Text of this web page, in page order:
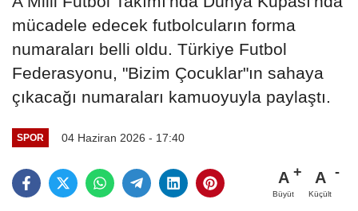
mücadele edecek futbolcuların forma
numaraları belli oldu. Türkiye Futbol
Federasyonu, "Bizim Çocuklar"ın sahaya
çıkacağı numaraları kamuoyuyla paylaştı.
SPOR 04 Haziran 2026 - 17:40
A
Büyüt
A
Küçült